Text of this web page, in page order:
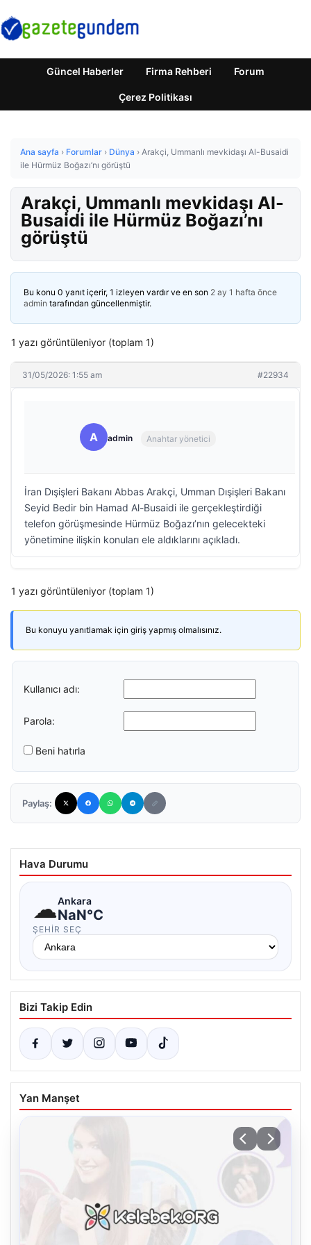
Güncel Haberler Firma Rehberi Forum
Çerez Politikası
Ana sayfa › Forumlar › Dünya › Arakçi, Ummanlı mevkidaşı Al-Busaidi
ile Hürmüz Boğazı’nı görüştü
Arakçi, Ummanlı mevkidaşı Al-
Busaidi ile Hürmüz Boğazı’nı
görüştü
Bu konu 0 yanıt içerir, 1 izleyen vardır ve en son 2 ay 1 hafta önce
admin tarafından güncellenmiştir.
1 yazı görüntüleniyor (toplam 1)
31/05/2026: 1:55 am #22934
A admin Anahtar yönetici
İran Dışişleri Bakanı Abbas Arakçi, Umman Dışişleri Bakanı
Seyid Bedir bin Hamad Al-Busaidi ile gerçekleştirdiği
telefon görüşmesinde Hürmüz Boğazı’nın gelecekteki
yönetimine ilişkin konuları ele aldıklarını açıkladı.
1 yazı görüntüleniyor (toplam 1)
Bu konuyu yanıtlamak için giriş yapmış olmalısınız.
Kullanıcı adı:
Parola:
Beni hatırla
Paylaş:
Hava Durumu
☁Ankara
NaN°C
ŞEHIR SEÇ
Bizi Takip Edin
Yan Manşet